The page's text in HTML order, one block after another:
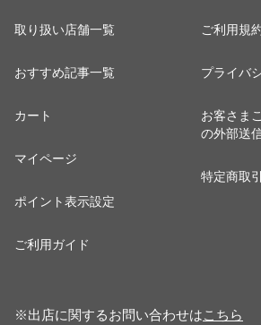
取り扱い店舗一覧
おすすめ記事一覧
カート
マイページ
ポイント表示設定
ご利用ガイド
ご利用規
プライバ
お客さま
の外部送
特定商取
※出店に関するお問い合わせはこちら